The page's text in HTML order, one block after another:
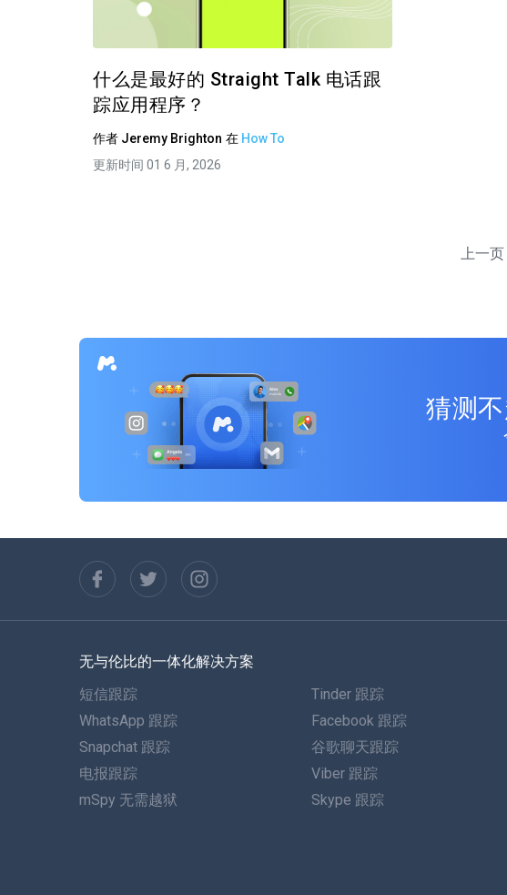
什么是最好的 Straight Talk 电话跟
踪应用程序？
作者 Jeremy Brighton 在 How To
更新时间 01 6 月, 2026
上一页
猜测
无与伦比的一体化解决方案
短信跟踪
WhatsApp 跟踪
Snapchat 跟踪
电报跟踪
mSpy 无需越狱
Tinder 跟踪
Facebook 跟踪
谷歌聊天跟踪
Viber 跟踪
Skype 跟踪